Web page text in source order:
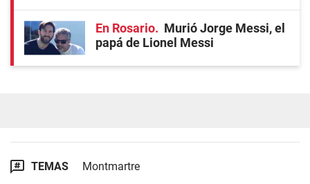
En Rosario
Murió Jorge Messi, el
papá de Lionel Messi
TEMAS Montmartre